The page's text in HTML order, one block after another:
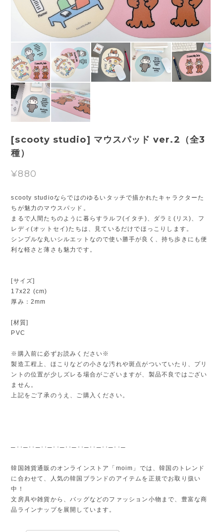
[scooty studio] マウスパッド ver.2（全3
種）
¥880
scooty studioならではのゆるいタッチで描かれたキャラクターた
ちが魅力のマウスパッド。
まるで人間たちのように暮らすラルフ(イタチ)、ダラミ(リス)、フ
レディ(オットセイ)たちは、見ているだけでほっこりします。
シンプルな丸いシルエットなので使い勝手が良く、持ち歩きにも便
利な軽さと薄さも魅力です。
[サイズ]
17x22 (cm)
厚み：2mm
[材質]
PVC
※購入前に必ずお読みください※
製造工程上、ほこりなどの小さな汚れや斑点がついていたり、プリ
ントの位置が少しズレる場合がございますが、製品不良ではござい
ません。
上記をご了承のうえ、ご購入ください。
─･･─･･─･･─･･─･･─･･─･･─･･─･･─
韓国雑貨通販のオンラインストア「moim」では、韓国のトレンド
に合わせて、人気の韓国ブランドのアイテムを正規でお取り扱い
中！
文房具や雑貨から、バッグなどのファッション小物まで、豊富な商
品ラインナップを展開しています。